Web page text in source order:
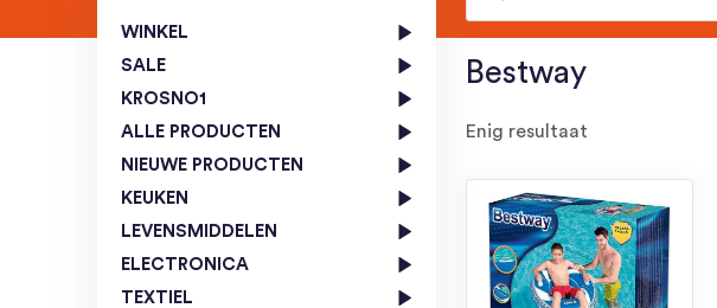
WINKEL
SALE
KROSNO1
ALLE PRODUCTEN
NIEUWE PRODUCTEN
KEUKEN
LEVENSMIDDELEN
ELECTRONICA
TEXTIEL
Bestway
Enig resultaat